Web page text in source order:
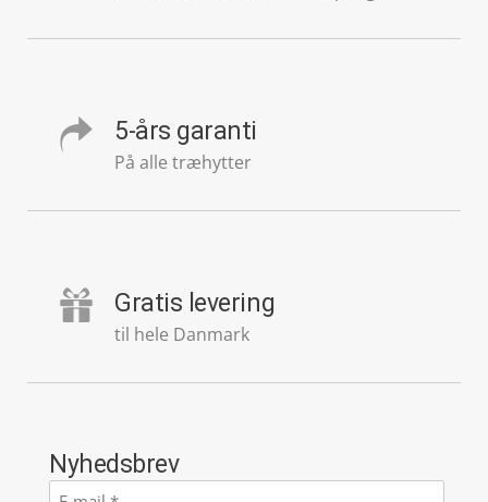
5-års garanti
På alle træhytter
Gratis levering
til hele Danmark
Nyhedsbrev
E-